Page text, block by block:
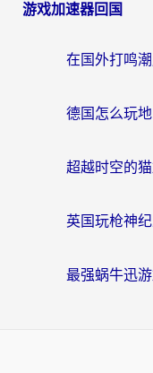
游戏加速器回国